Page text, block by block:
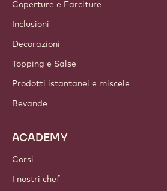
Coperture e Farciture
Inclusioni
Decorazioni
Topping e Salse
Prodotti istantanei e miscele
Bevande
ACADEMY
Corsi
I nostri chef